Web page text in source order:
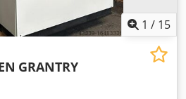
1 / 15
GRANTRY